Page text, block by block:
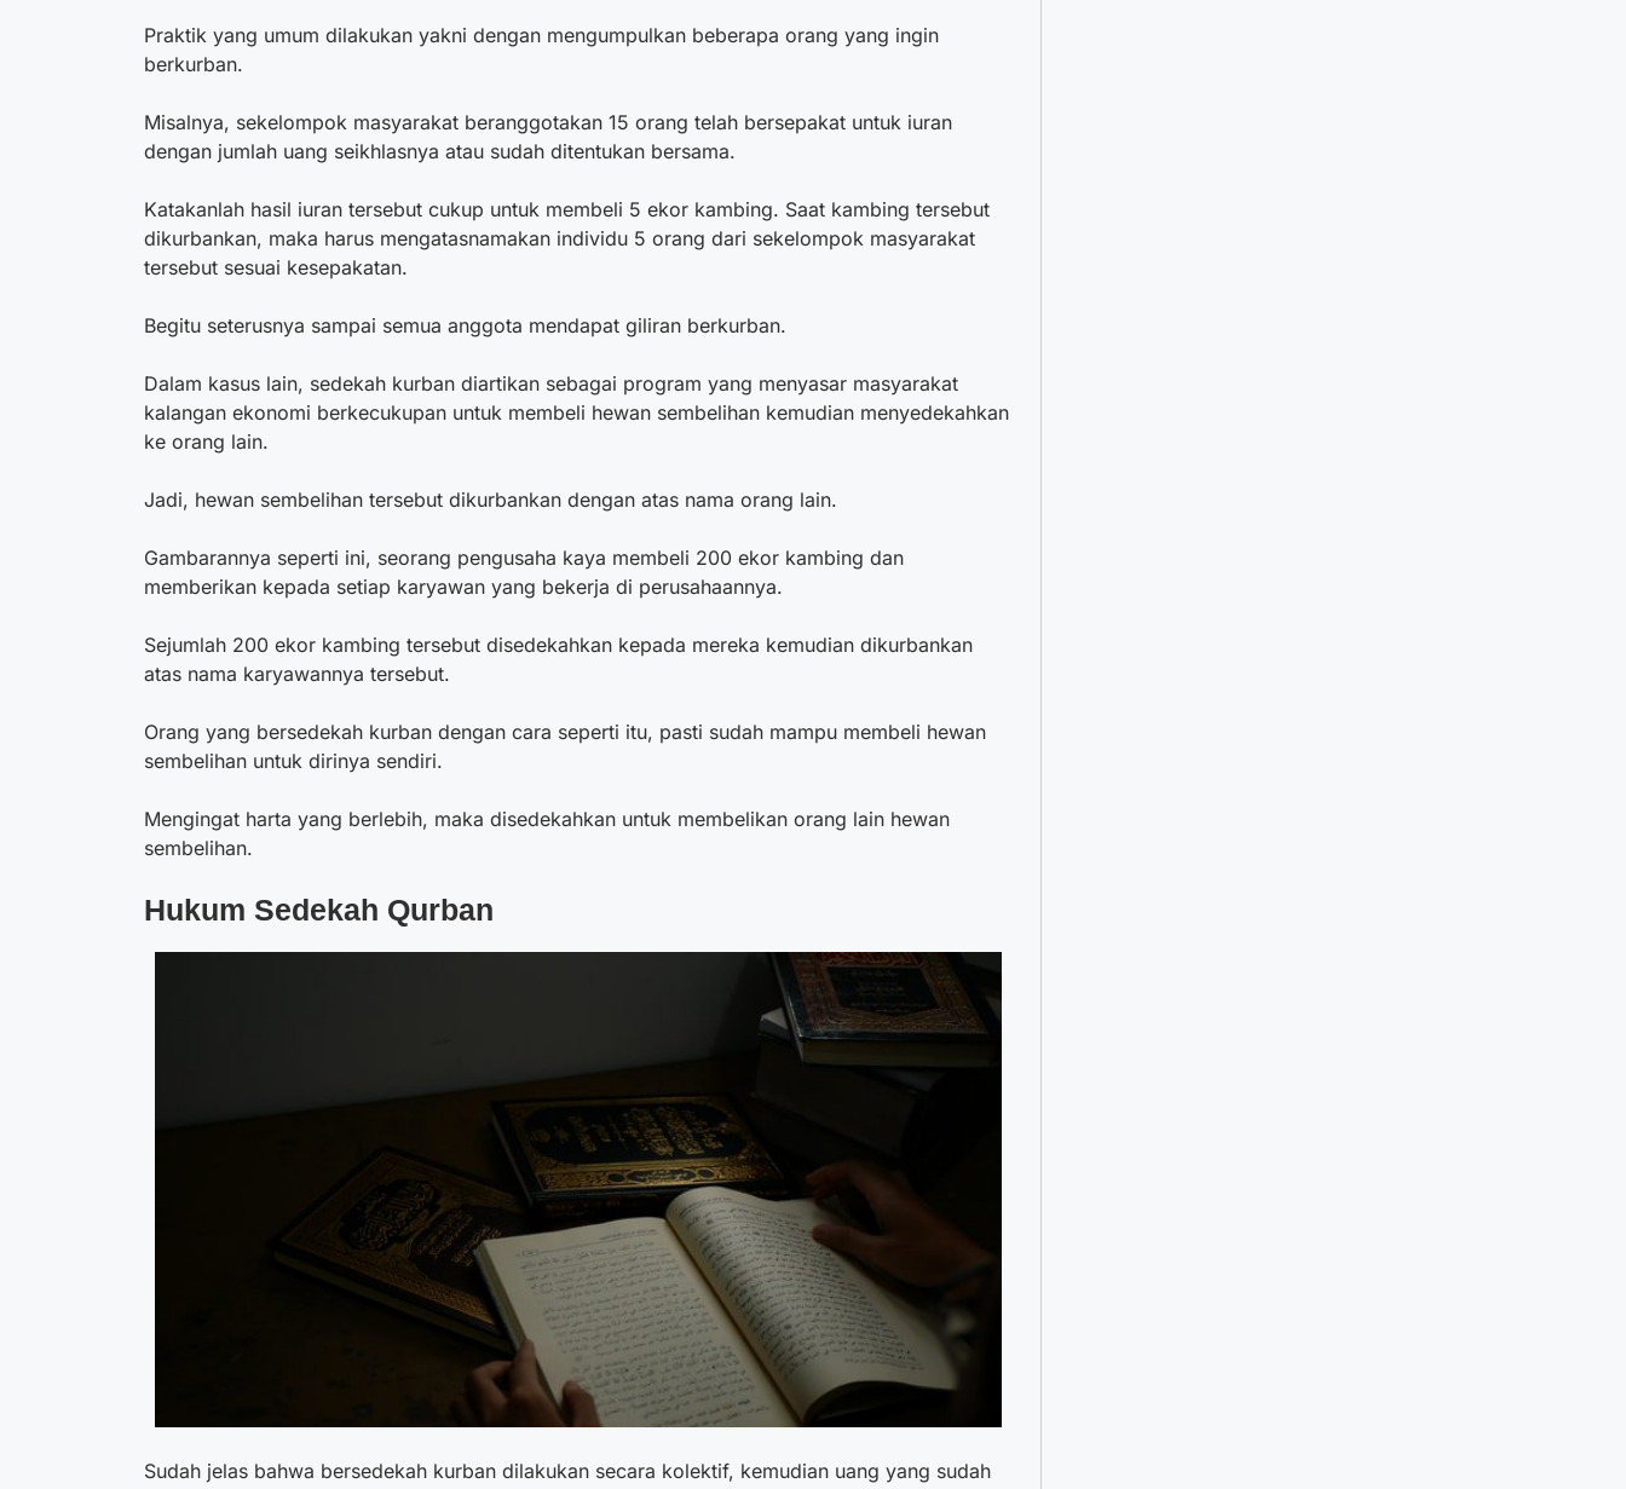
Praktik yang umum dilakukan yakni dengan mengumpulkan beberapa orang yang ingin
berkurban.
Misalnya, sekelompok masyarakat beranggotakan 15 orang telah bersepakat untuk iuran
dengan jumlah uang seikhlasnya atau sudah ditentukan bersama.
Katakanlah hasil iuran tersebut cukup untuk membeli 5 ekor kambing. Saat kambing tersebut
dikurbankan, maka harus mengatasnamakan individu 5 orang dari sekelompok masyarakat
tersebut sesuai kesepakatan.
Begitu seterusnya sampai semua anggota mendapat giliran berkurban.
Dalam kasus lain, sedekah kurban diartikan sebagai program yang menyasar masyarakat
kalangan ekonomi berkecukupan untuk membeli hewan sembelihan kemudian menyedekahkan
ke orang lain.
Jadi, hewan sembelihan tersebut dikurbankan dengan atas nama orang lain.
Gambarannya seperti ini, seorang pengusaha kaya membeli 200 ekor kambing dan
memberikan kepada setiap karyawan yang bekerja di perusahaannya.
Sejumlah 200 ekor kambing tersebut disedekahkan kepada mereka kemudian dikurbankan
atas nama karyawannya tersebut.
Orang yang bersedekah kurban dengan cara seperti itu, pasti sudah mampu membeli hewan
sembelihan untuk dirinya sendiri.
Mengingat harta yang berlebih, maka disedekahkan untuk membelikan orang lain hewan
sembelihan.
Hukum Sedekah Qurban
Sudah jelas bahwa bersedekah kurban dilakukan secara kolektif, kemudian uang yang sudah